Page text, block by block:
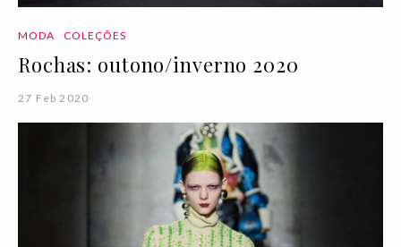
MODA COLEÇÕES
Rochas: outono/inverno 2020
27 Feb 2020